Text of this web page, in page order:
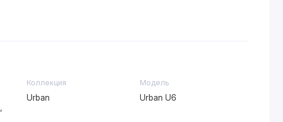
Коллекция
Urban
Модель
Urban U6